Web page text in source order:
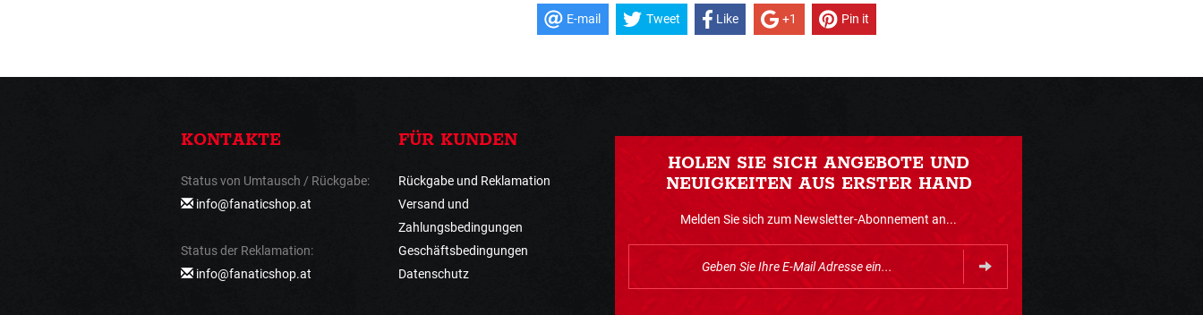
E-mail Tweet Like +1 Pin it
KONTAKTE
Status von Umtausch / Rückgabe:
info@fanaticshop.at
Status der Reklamation:
info@fanaticshop.at
FÜR KUNDEN
Rückgabe und Reklamation
Versand und
Zahlungsbedingungen
Geschäftsbedingungen
Datenschutz
HOLEN SIE SICH ANGEBOTE UND
NEUIGKEITEN AUS ERSTER HAND
Melden Sie sich zum Newsletter-Abonnement an...